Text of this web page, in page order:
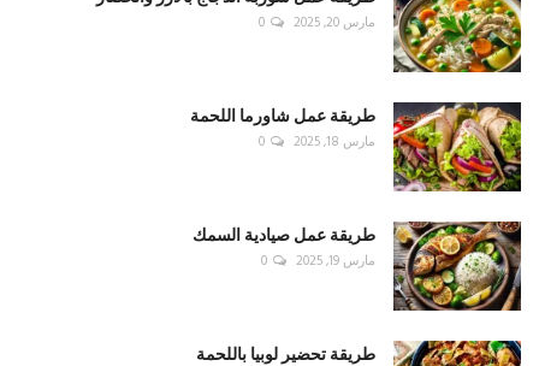
مارس 20, 2025 0
طريقة عمل شاورما اللحمة
مارس 18, 2025 0
طريقة عمل صيادية السمك
مارس 19, 2025 0
طريقة تحضير لوبيا باللحمة